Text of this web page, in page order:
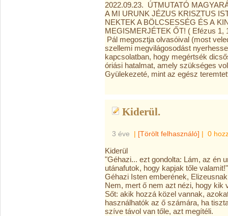
2022.09.23. ÚTMUTATÓ
A MI URUNK JÉZUS KRISZTUS
NEKTEK A BÖLCSESSÉG ÉS A
MEGISMERJÉTEK ŐT! ( Efézus 1,
Pál megosztja olvasóival (most
szellemi megvilágosodást
kapcsolatban, hogy megértsék
óriási hatalmat, amely szükséges
Gyülekezeté, mint az egész
Kiderül.
3 éve | [Törölt felhasználó] | 0
Kiderül
"Géhazi... ezt gondolta: Lám, az én
utánafutok, hogy kapjak tőle
Géhazi Isten emberének,
Nem, mert ő nem azt nézi, hogy kik
Sőt: akik hozzá közel vannak,
használhatók az ő számára, ha
szíve távol van tőle, azt megítéli.